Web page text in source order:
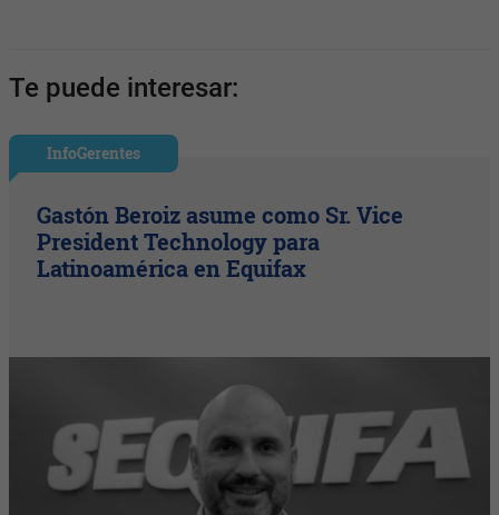
Te puede interesar:
InfoGerentes
Gastón Beroiz asume como Sr. Vice
President Technology para
Latinoamérica en Equifax